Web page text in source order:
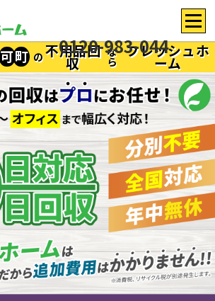
0120-983-044
可町 の不用品回
収
な
ら
フレッシュホ
ーム